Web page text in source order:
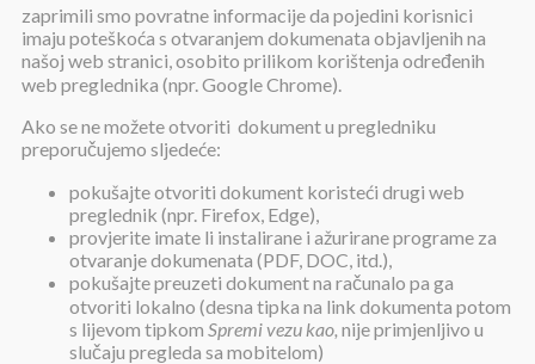
JEDNOSTAVNA NABAVA
KRUHA 2018 – POZIV ZA
DOSTAVU PONUDE
JEDNOSTAVNA NABAVA KRUHA
2018 – POZIV ZA DOSTAVU
PONUDE
zaprimili smo povratne informacije da pojedini korisnici
imaju poteškoća s otvaranjem dokumenata objavljenih na
našoj web stranici, osobito prilikom korištenja određenih
web preglednika (npr. Google Chrome).
Ako se ne možete otvoriti dokument u pregledniku
preporučujemo sljedeće:
pokušajte otvoriti dokument koristeći drugi web
preglednik (npr. Firefox, Edge),
provjerite imate li instalirane i ažurirane programe za
otvaranje dokumenata (PDF, DOC, itd.),
pokušajte preuzeti dokument na računalo pa ga
otvoriti lokalno (desna tipka na link dokumenta potom
s lijevom tipkom Spremi vezu kao, nije primjenljivo u
slučaju pregleda sa mobitelom)